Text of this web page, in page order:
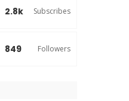
2.8k Subscribes
849 Followers